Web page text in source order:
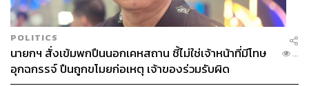
POLITICS
นายกฯ สั่งเข้มพกปืนนอกเคหสถาน ชี้ไม่ใช่เจ้าหน้าที่มีโทษ
อุกฉกรรจ์ ปืนถูกขโมยก่อเหตุ เจ้าของร่วมรับผิด
...